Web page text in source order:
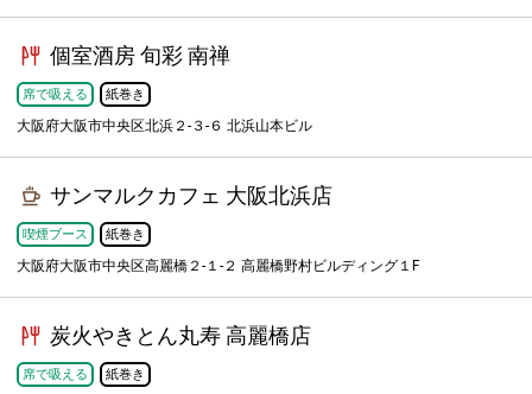
個室酒房 旬彩 南禅
席で吸える 紙巻き
大阪府大阪市中央区北浜２-３-６ 北浜山本ビル
サンマルクカフェ 大阪北浜店
喫煙ブース 紙巻き
大阪府大阪市中央区高麗橋２-１-２ 高麗橋野村ビルディング１F
炭火やきとん丸寿 高麗橋店
席で吸える 紙巻き